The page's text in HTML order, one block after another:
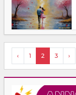
‹ 1 2 3 ›